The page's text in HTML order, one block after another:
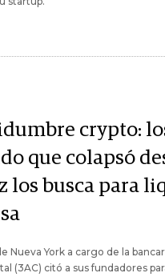
crypto:
que colapsó
los busca para
Nueva York a cargo de la
(3AC) citó a sus fundadores